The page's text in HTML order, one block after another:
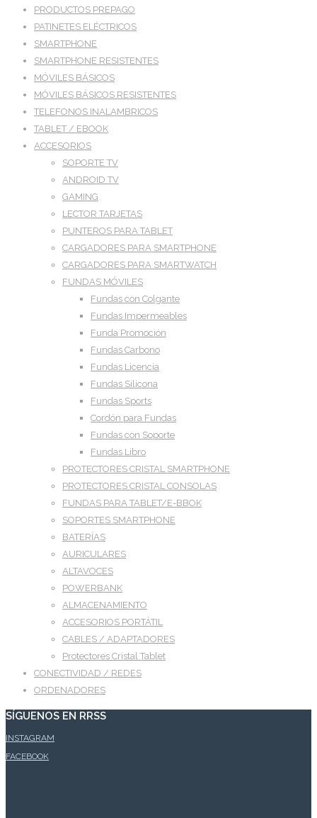
PRODUCTOS PREPAGO
PATINETES ELÉCTRICOS
SMARTPHONE
SMARTPHONE RESISTENTES
MÓVILES BÁSICOS
MÓVILES BÁSICOS RESISTENTES
TELEFONOS INALAMBRICOS
TABLET / EBOOK
ACCESORIOS
SOPORTE TV
ANDROID TV
GAMING
LECTOR TARJETAS
PUNTEROS PARA TABLET
CARGADORES PARA SMARTPHONE
CARGADORES PARA SMARTWATCH
FUNDAS MÓVILES
Fundas con Colgante
Fundas Impermeables
Funda Promoción
Fundas Carbono
Fundas Licencia
Fundas Silicona
Fundas Sports
Cordón para Fundas
Fundas con Soporte
Fundas Libro
PROTECTORES CRISTAL SMARTPHONE
PROTECTORES CRISTAL CONSOLAS
FUNDAS PARA TABLET/E-BBOK
SOPORTES SMARTPHONE
BATERÍAS
AURICULARES
ALTAVOCES
POWERBANK
ALMACENAMIENTO
ACCESORIOS PORTÁTIL
CABLES / ADAPTADORES
Protectores Cristal Tablet
CONECTIVIDAD / REDES
ORDENADORES
SÍGUENOS EN RRSS
INSTAGRAM
FACEBOOK